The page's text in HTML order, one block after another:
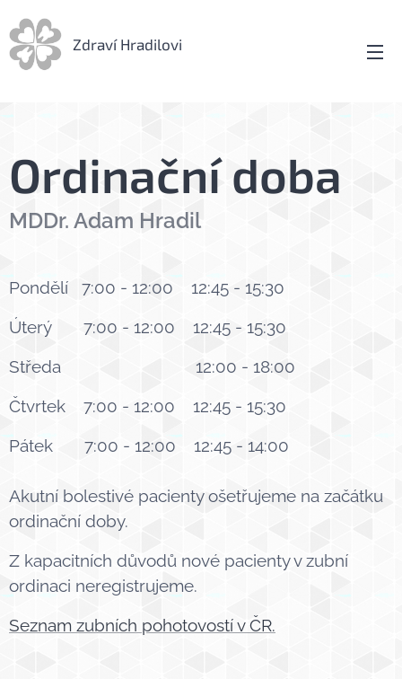
Zdraví Hradilovi
Ordinační doba
MDDr. Adam Hradil
Pondělí 7:00 - 12:00 12:45 - 15:30
Úterý 7:00 - 12:00 12:45 - 15:30
Středa 12:00 - 18:00
Čtvrtek 7:00 - 12:00 12:45 - 15:30
Pátek 7:00 - 12:00 12:45 - 14:00
Akutní bolestivé pacienty ošetřujeme na začátku
ordinační doby.
Z kapacitních důvodů nové pacientyv zubní
ordinaci neregistrujeme.
Seznam zubních pohotovostí v ČR.